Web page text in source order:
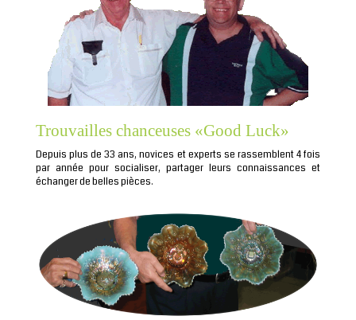
Trouvailles chanceuses «Good Luck»
Depuis plus de 33 ans, novices et experts se rassemblent 4 fois
par année pour socialiser, partager leurs connaissances et
échanger de belles pièces.